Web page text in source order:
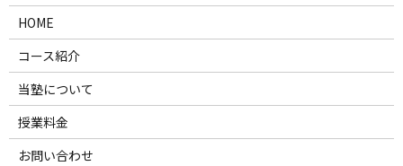
HOME
コース紹介
当塾について
授業料金
お問い合わせ